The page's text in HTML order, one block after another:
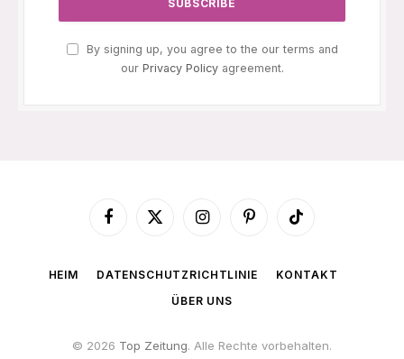
By signing up, you agree to the our terms and
our Privacy Policyagreement.
Facebook
X
InstagramPinterestTikTok
HEIM DATENSCHUTZRICHTLINIE
KONTAKT
ÜBER UNS
© 2026 Top Zeitung. Alle Rechte vorbehalten.